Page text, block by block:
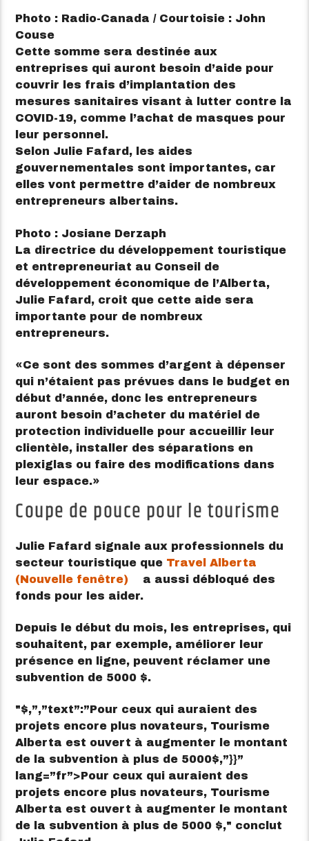
Photo : Radio-Canada / Courtoisie : John
Couse
Cette somme sera destinée aux
entreprises qui auront besoin d’aide pour
couvrir les frais d’implantation des
mesures sanitaires visant à lutter contre la
COVID-19, comme l’achat de masques pour
leur personnel.
Selon Julie Fafard, les aides
gouvernementales sont importantes, car
elles vont permettre d’aider de nombreux
entrepreneurs albertains.
Photo : Josiane Derzaph
La directrice du développement touristique
et entrepreneuriat au Conseil de
développement économique de l’Alberta,
Julie Fafard, croit que cette aide sera
importante pour de nombreux
entrepreneurs.
Ce sont des sommes d’argent à dépenser
qui n’étaient pas prévues dans le budget en
début d’année, donc les entrepreneurs
auront besoin d’acheter du matériel de
protection individuelle pour accueillir leur
clientèle, installer des séparations en
plexiglas ou faire des modifications dans
leur espace.
Coupe de pouce pour le tourisme
Julie Fafard signale aux professionnels du
secteur touristique que Travel Alberta
(Nouvelle fenêtre)
a aussi débloqué des
fonds pour les aider.
Depuis le début du mois, les entreprises, qui
souhaitent, par exemple, améliorer leur
présence en ligne, peuvent réclamer une
subvention de 5000 $.
$,”,”text”:”Pour ceux qui auraient des
projets encore plus novateurs, Tourisme
Alberta est ouvert à augmenter le montant
de la subvention à plus de 5000$,”}}”
lang=”fr”>Pour ceux qui auraient des
projets encore plus novateurs, Tourisme
Alberta est ouvert à augmenter le montant
de la subvention à plus de 5000 $,
conclut